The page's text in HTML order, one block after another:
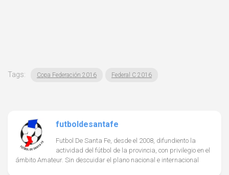
Tags: Copa Federación 2016 Federal C 2016
futboldesantafe
Futbol De Santa Fe, desde el 2008, difundiento la
actividad del fútbol de la provincia, con privilegio en el
ámbito Amateur. Sin descuidar el plano nacional e internacional